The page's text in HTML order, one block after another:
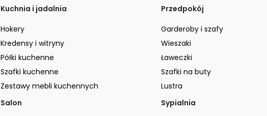
Kuchnia i jadalnia
Hokery
Kredensy i witryny
Półki kuchenne
Szafki kuchenne
Zestawy mebli kuchennych
Przedpokój
Garderoby i szafy
Wieszaki
Ławeczki
Szafki na buty
Lustra
Salon
Sypialnia